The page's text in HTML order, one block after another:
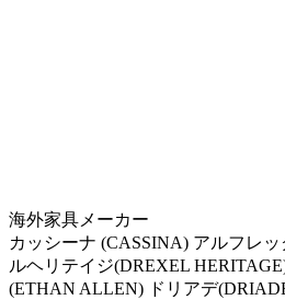
海外家具メーカー
カッシーナ (CASSINA) アルフレ
ルヘリテイジ(DREXEL
(ETHAN ALLEN) ドリアデ